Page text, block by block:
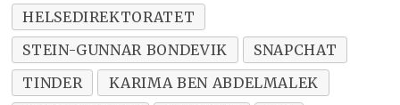
HELSEDIREKTORATET
STEIN-GUNNAR BONDEVIK
SNAPCHAT
TINDER
KARIMA BEN ABDELMALEK